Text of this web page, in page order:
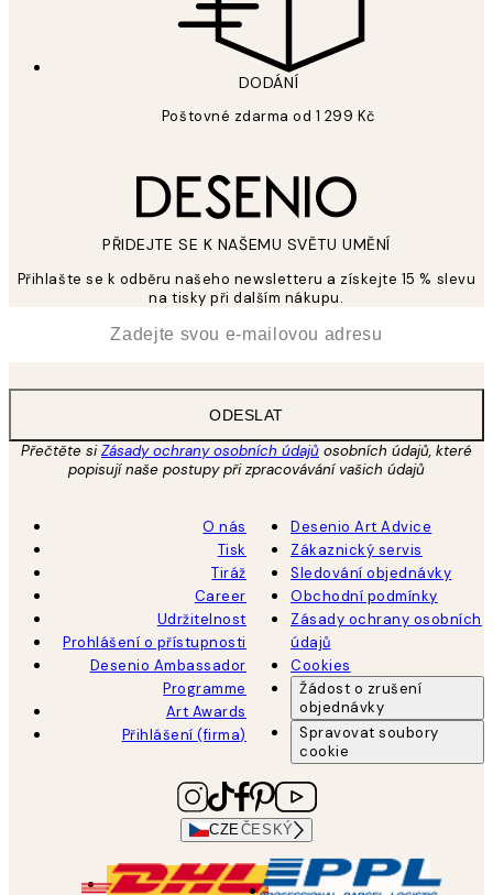
DODÁNÍ
Poštovné zdarma od 1 299 Kč
PŘIDEJTE SE K NAŠEMU SVĚTU UMĚNÍ
Přihlašte se k odběru našeho newsletteru a získejte 15 % slevu
na tisky při dalším nákupu.
ODESLAT
Přečtěte siZásady ochrany osobních údajů osobních údajů, které
popisují naše postupy při zpracovávání vašich údajů
O nás
Tisk
Tiráž
Career
Udržitelnost
Prohlášení o přístupnosti
Desenio Ambassador
Programme
Art Awards
Přihlášení (firma)
Desenio Art Advice
Zákaznický servis
Sledování objednávky
Obchodní podmínky
Zásady ochrany osobních
údajů
Cookies
Žádost o zrušení
objednávky
Spravovat soubory
cookie
CZEČESKÝ